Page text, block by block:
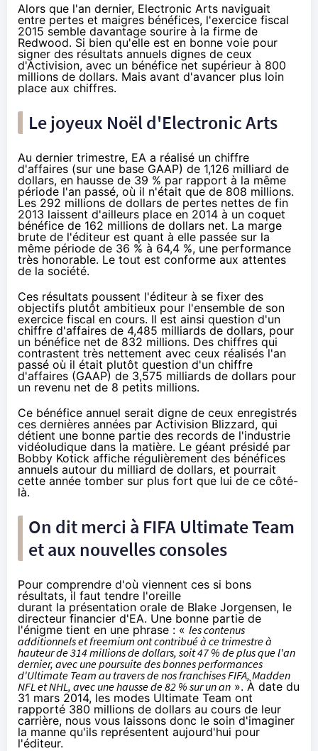
Alors que l'an dernier, Electronic Arts naviguait
entre pertes et maigres bénéfices, l'exercice fiscal
2015 semble davantage sourire à la firme de
Redwood. Si bien qu'elle est en bonne voie pour
signer des résultats annuels dignes de ceux
d'Activision, avec un bénéfice net supérieur à 800
millions de dollars. Mais avant d'avancer plus loin
place aux chiffres.
Le joyeux Noël d'Electronic Arts
Au dernier trimestre, EA a réalisé un chiffre
d'affaires (sur une base GAAP) de 1,126 milliard de
dollars, en hausse de 39 % par rapport à la même
période l'an passé, où il n'était que de 808 millions.
Les 292 millions de dollars de pertes nettes de fin
2013 laissent d'ailleurs place en 2014 à un coquet
bénéfice de 162 millions de dollars net. La marge
brute de l'éditeur est quant à elle passée sur la
même période de 36 % à 64,4 %, une performance
très honorable. Le tout est conforme aux attentes
de la société.
Ces résultats poussent l'éditeur à se fixer des
objectifs plutôt ambitieux pour l'ensemble de son
exercice fiscal en cours. Il est ainsi question d'un
chiffre d'affaires de 4,485 milliards de dollars, pour
un bénéfice net de 832 millions. Des chiffres qui
contrastent très nettement avec ceux réalisés l'an
passé où il était plutôt question d'un chiffre
d'affaires (GAAP) de 3,575 milliards de dollars pour
un revenu net de 8 petits millions.
Ce bénéfice annuel serait digne de ceux enregistrés
ces dernières années par Activision Blizzard, qui
détient une bonne partie des records de l'industrie
vidéoludique dans la matière. Le géant présidé par
Bobby Kotick affiche régulièrement des bénéfices
annuels autour du milliard de dollars, et pourrait
cette année tomber sur plus fort que lui de ce côté-
là.
On dit merci à FIFA Ultimate Team
et aux nouvelles consoles
Pour comprendre d'où viennent ces si bons
résultats, il faut tendre l'oreille
durant la présentation orale de Blake Jorgensen, le
directeur financier d'EA. Une bonne partie de
l'énigme tient en une phrase : « les contenus
additionnels et freemium ont contribué à ce trimestre à
hauteur de 314 millions de dollars, soit 47 % de plus que l'an
dernier, avec une poursuite des bonnes performances
d'Ultimate Team au travers de nos franchises FIFA, Madden
NFL et NHL, avec une hausse de 82 % sur un an ». À date du
31 mars 2014, les modes Ultimate Team ont
rapporté 380 millions de dollars au cours de leur
carrière, nous vous laissons donc le soin d'imaginer
la manne qu'ils représentent aujourd'hui pour
l'éditeur.